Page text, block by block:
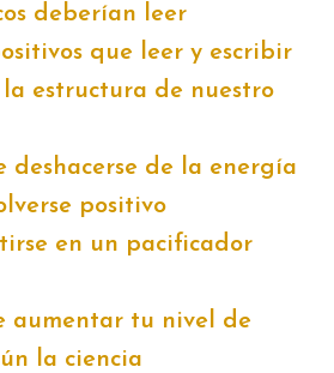
deberían leer
que leer y escribir
estructura de nuestro
deshacerse de la energía
positivo
en un pacificador
aumentar tu nivel de
la ciencia